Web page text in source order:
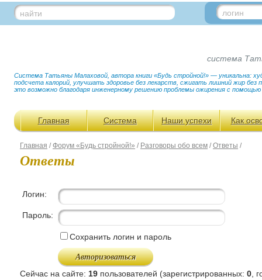
найти логин
система
Система Татьяны Малаховой, автора книги «Будь стройной!» — уникальна:
подсчета калорий, улучшать здоровье без лекарств, сжигать лишний жир
это возможно благодаря инженерному решению проблемы ожирения с
Главная Система Наши успехи Как
Главная /Форум «Будь стройной!» / Разговоры обо всем /Ответы /
Ответы
Логин:
Пароль:
Сохранить логин и пароль
Сейчас на сайте: 19 пользователей (зарегистрированных: 0 ,